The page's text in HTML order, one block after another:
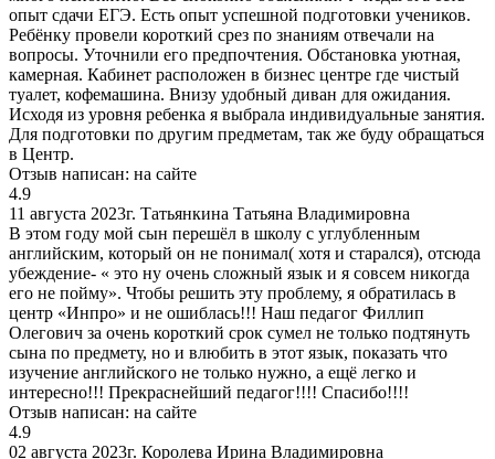
опыт сдачи ЕГЭ. Есть опыт успешной подготовки учеников.
Ребёнку провели короткий срез по знаниям отвечали на
вопросы. Уточнили его предпочтения. Обстановка уютная,
камерная. Кабинет расположен в бизнес центре где чистый
туалет, кофемашина. Внизу удобный диван для ожидания.
Исходя из уровня ребенка я выбрала индивидуальные занятия.
Для подготовки по другим предметам, так же буду обращаться
в Центр.
Отзыв написан: на сайте
4.9
11 августа 2023г. Татьянкина Татьяна Владимировна
В этом году мой сын перешёл в школу с углубленным
английским, который он не понимал( хотя и старался), отсюда
убеждение- « это ну очень сложный язык и я совсем никогда
его не пойму». Чтобы решить эту проблему, я обратилась в
центр «Инпро» и не ошиблась!!! Наш педагог Филлип
Олегович за очень короткий срок сумел не только подтянуть
сына по предмету, но и влюбить в этот язык, показать что
изучение английского не только нужно, а ещё легко и
интересно!!! Прекраснейший педагог!!!! Спасибо!!!!
Отзыв написан: на сайте
4.9
02 августа 2023г. Королева Ирина Владимировна